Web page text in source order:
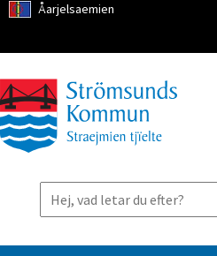
Åarjelsaemien